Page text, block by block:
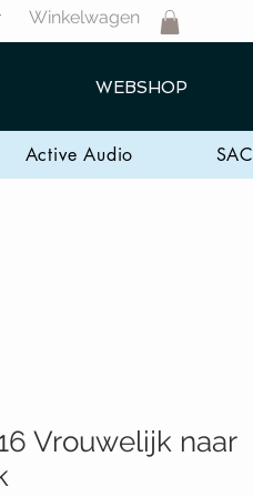
Winkelwagen
WEBSHOP
Active Audio SAC
Vrouwelijk naar